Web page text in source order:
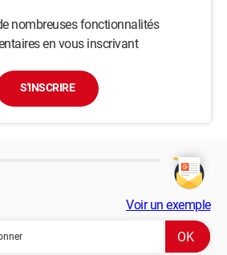
nombreuses fonctionnalités
en vous inscrivant
S'INSCRIRE
Voir un exemple